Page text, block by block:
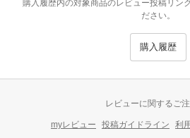
購入履歴内の対象商品のレビュー投稿リン
ださい。
購入履歴
レビューに関するご
myレビュー 投稿ガイドライン 利